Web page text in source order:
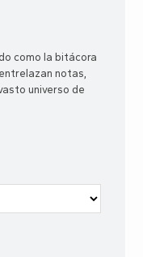
como la bitácora
notas,
universo de